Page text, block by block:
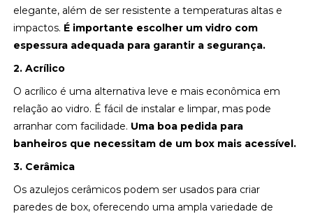
elegante, além de ser resistente a temperaturas altas e
impactos. É importante escolher um vidro com
espessura adequada para garantir a segurança.
2. Acrílico
O acrílico é uma alternativa leve e mais econômica em
relação ao vidro. É fácil de instalar e limpar, mas pode
arranhar com facilidade. Uma boa pedida para
banheiros que necessitam de um box mais acessível.
3. Cerâmica
Os azulejos cerâmicos podem ser usados para criar
paredes de box, oferecendo uma ampla variedade de